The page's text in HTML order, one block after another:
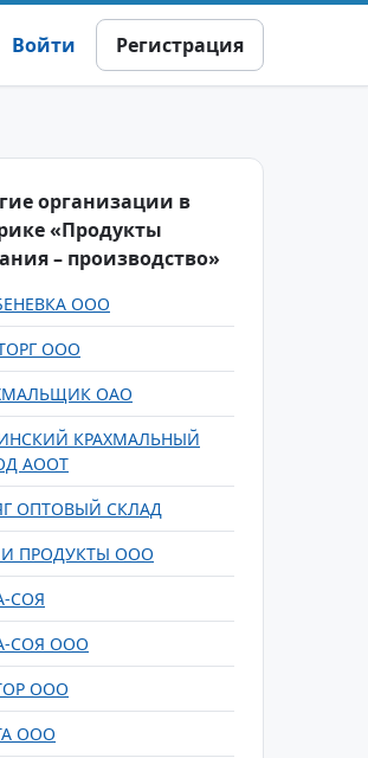
Войти Регистрация
организации в
«Продукты
– производство»
ООО
ООО
ОАО
КРАХМАЛЬНЫЙ
АООТ
ОПТОВЫЙ СКЛАД
ПРОДУКТЫ ООО
СОЯ
СОЯ ООО
ООО
ООО